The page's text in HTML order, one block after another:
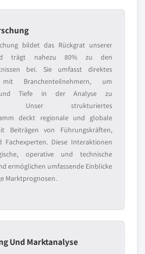
bildet das Rückgrat unserer
trägt nahezu 80% zu den
bei. Sie umfasst direktes
mit Branchenteilnehmern, um
und Tiefe in der Analyse zu
Unser strukturiertes
deckt regionale und globale
Beiträgen von Führungskräften,
Fachexperten. Diese Interaktionen
operative und technische
ermöglichen umfassende Einblicke
Marktprognosen.
Und Marktanalyse